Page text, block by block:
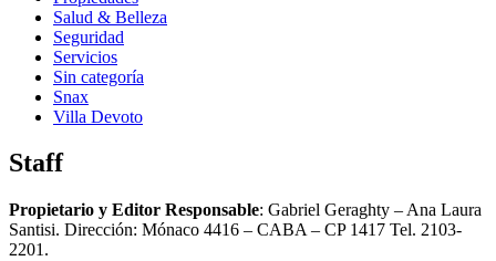
Salud & Belleza
Seguridad
Servicios
Sin categoría
Snax
Villa Devoto
Staff
Propietario y Editor Responsable: Gabriel Geraghty – Ana Laura
Santisi. Dirección: Mónaco 4416 – CABA – CP 1417 Tel. 2103-
2201.